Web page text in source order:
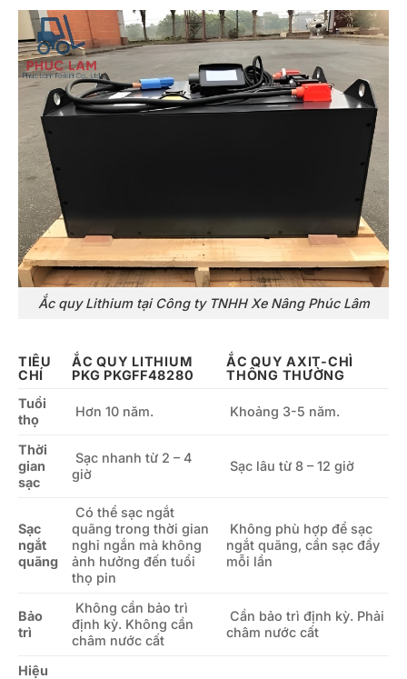
Ắc quy Lithium tại Công ty TNHH Xe Nâng Phúc Lâm
TIÊU
CHÍ
ẮC QUY LITHIUM
PKG PKGFF48280
ẮC QUY AXIT-CHÌ
THÔNG THƯỜNG
Tuổi
thọ
Hơn 10 năm. Khoảng 3-5 năm.
Thời
gian
sạc
Sạc nhanh từ 2 – 4
giờ
Sạc lâu từ 8 – 12 giờ
Sạc
ngắt
quãng
Có thể sạc ngắt
quãng trong thời gian
nghỉ ngắn mà không
ảnh hưởng đến tuổi
thọ pin
Không phù hợp để sạc
ngắt quãng, cần sạc đầy
mỗi lần
Bảo
trì
Không cần bảo trì
định kỳ. Không cần
châm nước cất
Cần bảo trì định kỳ. Phải
châm nước cất
Hiệu